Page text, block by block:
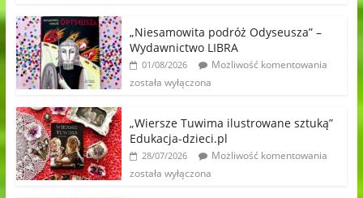
„Niesamowita podróż Odyseusza” –
Wydawnictwo LIBRA
01/08/2026
Możliwość komentowania
została wyłączona
„Wiersze Tuwima ilustrowane sztuką”
Edukacja-dzieci.pl
28/07/2026
Możliwość komentowania
została wyłączona